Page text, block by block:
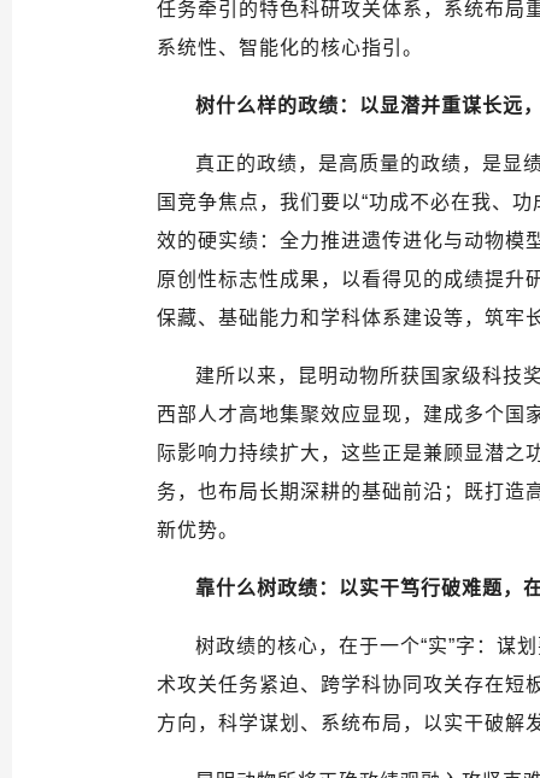
任务牵引的特色科研攻关体系，系统布局
系统性、智能化的核心指引。
树什么样的政绩：以显潜并重谋长远
真正的政绩，是高质量的政绩，是显
国竞争焦点，我们要以“功成不必在我、
效的硬实绩：全力推进遗传进化与动物模
原创性标志性成果，以看得见的成绩提升
保藏、基础能力和学科体系建设等，筑牢
建所以来，昆明动物所获国家级科技
西部人才高地集聚效应显现，建成多个
际影响力持续扩大，这些正是兼顾显潜之
务，也布局长期深耕的基础前沿；既打造
新优势。
靠什么树政绩：以实干笃行破难题，
树政绩的核心，在于一个“实”字：谋
术攻关任务紧迫、跨学科协同攻关存在短
方向，科学谋划、系统布局，以实干破解